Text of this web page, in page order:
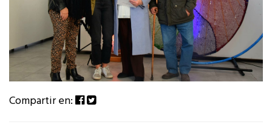
Compartir en: